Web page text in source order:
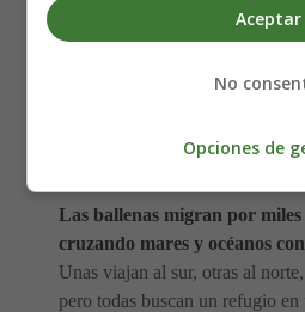
Cantos de la ballena se oyen
tan melódicos que te
Las ballenas migran por miles
cruzando mares y océanos
Unas viajan al sur, otras al norte,
pero todas buscan un refugio
Aceptar
No
Opciones de